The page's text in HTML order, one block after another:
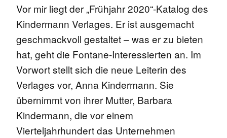
Vor mir liegt der „Frühjahr 2020“-Katalog des
Kindermann Verlages. Er ist ausgemacht
geschmackvoll gestaltet – was er zu bieten
hat, geht die Fontane-Interessierten an. Im
Vorwort stellt sich die neue Leiterin des
Verlages vor, Anna Kindermann. Sie
übernimmt von ihrer Mutter, Barbara
Kindermann, die vor einem
Vierteljahrhundert das Unternehmen